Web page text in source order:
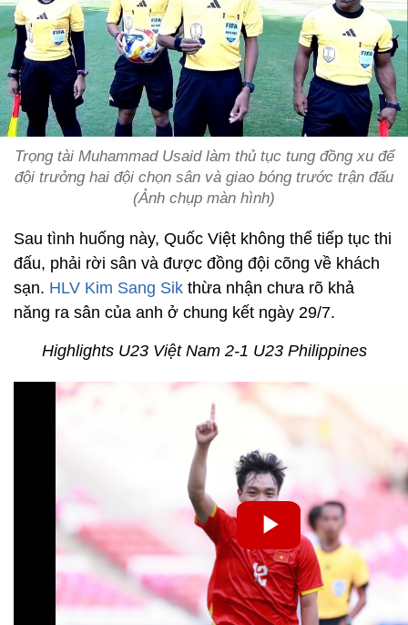
Trọng tài Muhammad Usaid làm thủ tục tung đồng xu để
đội trưởng hai đội chọn sân và giao bóng trước trận đấu
(Ảnh chụp màn hình)
Sau tình huống này, Quốc Việt không thể tiếp tục thi
đấu, phải rời sân và được đồng đội cõng về khách
sạn. HLV Kim Sang Sik thừa nhận chưa rõ khả
năng ra sân của anh ở chung kết ngày 29/7.
Highlights U23 Việt Nam 2-1 U23 Philippines